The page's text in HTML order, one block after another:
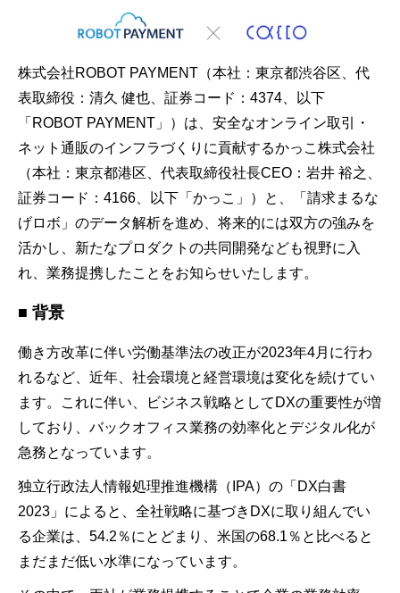
株式会社ROBOT PAYMENT（本社：東京都渋谷区、代
表取締役：清久 健也、証券コード：4374、以下
「ROBOT PAYMENT」）は、安全なオンライン取引・
ネット通販のインフラづくりに貢献するかっこ株式会社
（本社：東京都港区、代表取締役社長CEO：岩井 裕之、
証券コード：4166、以下「かっこ」）と、「請求まるな
げロボ」のデータ解析を進め、将来的には双方の強みを
活かし、新たなプロダクトの共同開発なども視野に入
れ、業務提携したことをお知らせいたします。
■ 背景
働き方改革に伴い労働基準法の改正が2023年4月に行わ
れるなど、近年、社会環境と経営環境は変化を続けてい
ます。これに伴い、ビジネス戦略としてDXの重要性が増
しており、バックオフィス業務の効率化とデジタル化が
急務となっています。
独立行政法人情報処理推進機構（IPA）の「DX白書
2023」によると、全社戦略に基づきDXに取り組んでい
る企業は、54.2％にとどまり、米国の68.1％と比べると
まだまだ低い水準になっています。